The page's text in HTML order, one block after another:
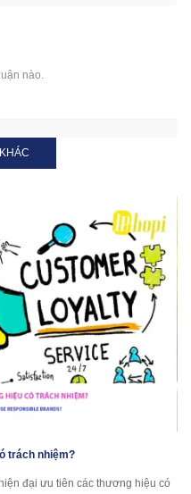
nào.
trách nhiệm?
đại ưu tiên các thương hiệu có